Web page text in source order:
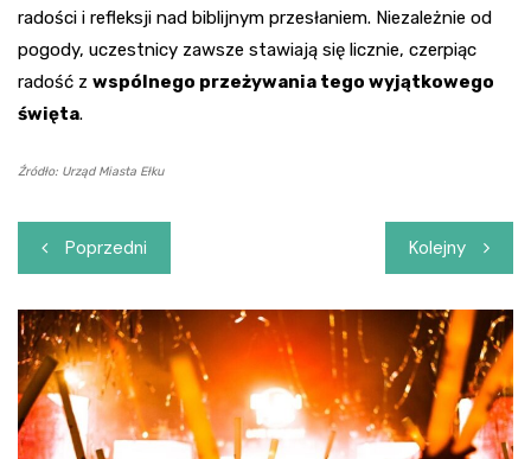
radości i refleksji nad biblijnym przesłaniem. Niezależnie od
pogody, uczestnicy zawsze stawiają się licznie, czerpiąc
radość z wspólnego przeżywania tego wyjątkowego
święta.
Źródło: Urząd Miasta Ełku
Nawigacja
wpisu
Poprzedni Kolejny